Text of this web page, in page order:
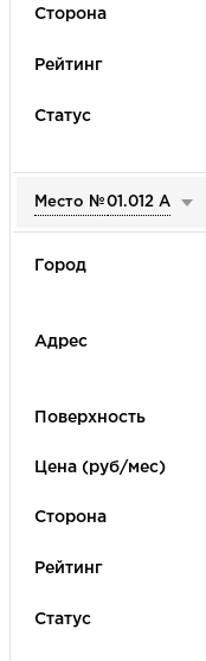
Место №01.012 А